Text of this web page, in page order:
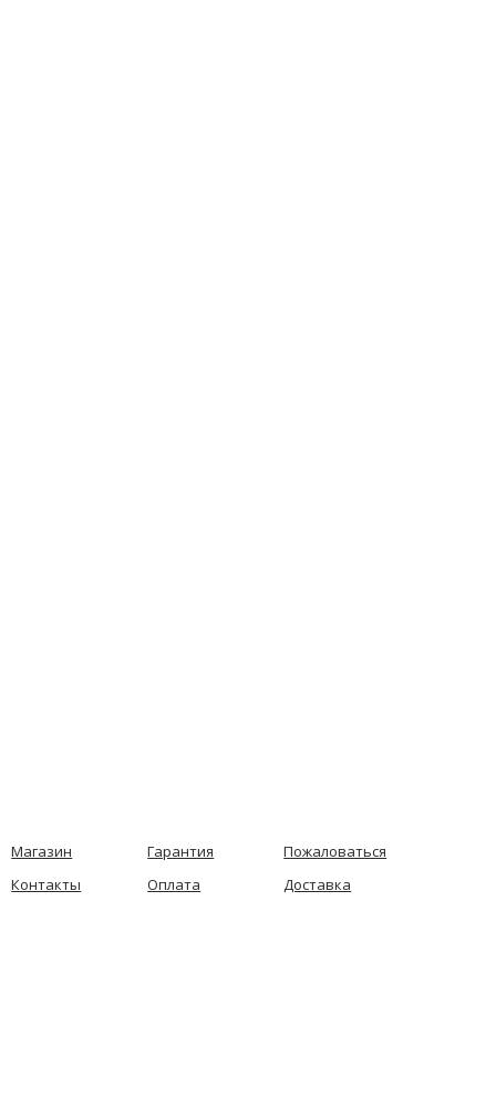
Магазин Гарантия
Пожаловаться
Контакты
Оплата Доставка